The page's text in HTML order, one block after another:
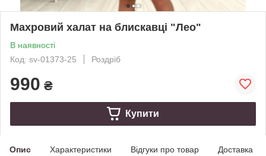
Махровий халат на блискавці "Лео"
В наявності
Код: sv-01373-25
Роздріб
990 ₴
Купити
Опис Характеристики Відгуки про товар Доставка